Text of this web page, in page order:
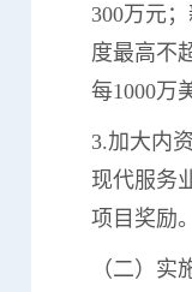
300万元
度最高不
每1000万
3.加大内
现代服务
项目奖励。
（二）实